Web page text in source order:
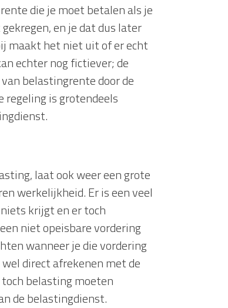
die je moet betalen als je
en je dat dus later
maakt het niet uit of er echt
echter nog fictiever; de
belastingrente door de
is grotendeels
laat ook weer een grote
werkelijkheid. Er is een veel
krijgt en er toch
niet opeisbare vordering
wanneer je die vordering
direct afrekenen met de
belasting moeten
de belastingdienst.